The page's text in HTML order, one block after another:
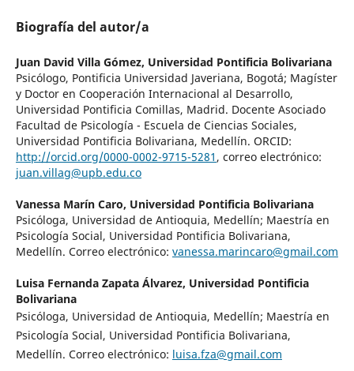
Biografía del autor/a
Juan David Villa Gómez, Universidad Pontificia Bolivariana
Psicólogo, Pontificia Universidad Javeriana, Bogotá; Magíster
y Doctor en Cooperación Internacional al Desarrollo,
Universidad Pontificia Comillas, Madrid. Docente Asociado
Facultad de Psicología - Escuela de Ciencias Sociales,
Universidad Pontificia Bolivariana, Medellín. ORCID:
http://orcid.org/0000-0002-9715-5281 , correo electrónico:
juan.villag@upb.edu.co
Vanessa Marín Caro, Universidad Pontificia Bolivariana
Psicóloga, Universidad de Antioquia, Medellín; Maestría en
Psicología Social, Universidad Pontificia Bolivariana,
Medellín. Correo electrónico: vanessa.marincaro@gmail.com
Luisa Fernanda Zapata Álvarez, Universidad Pontificia
Bolivariana
Psicóloga, Universidad de Antioquia, Medellín; Maestría en
Psicología Social, Universidad Pontificia Bolivariana,
Medellín. Correo electrónico: luisa.fza@gmail.com